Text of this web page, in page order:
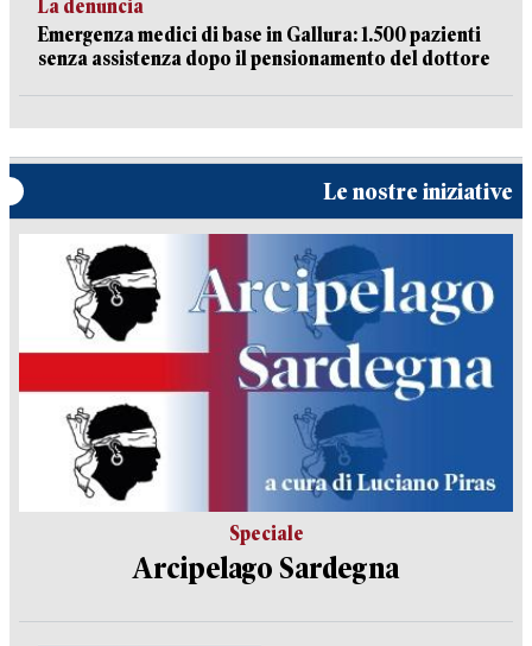
La denuncia
Emergenza medici di base in Gallura: 1.500 pazienti
senza assistenza dopo il pensionamento del dottore
Le nostre iniziative
Speciale
Arcipelago Sardegna